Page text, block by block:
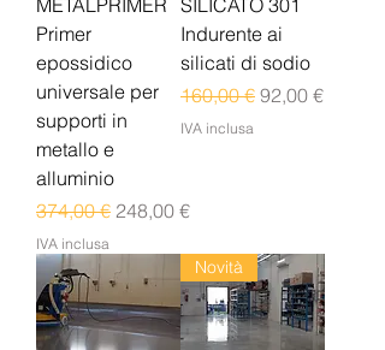
METALPRIMER
Primer
epossidico
universale per
supporti in
metallo e
alluminio
Prezzo regolare
374,00 € Prezzo scontato
248,00 €
IVA inclusa
SILICATO 301
Indurente ai
silicati di sodio
Prezzo regolare
160,00 € Prezzo scontato
92,00 €
IVA inclusa
Novità